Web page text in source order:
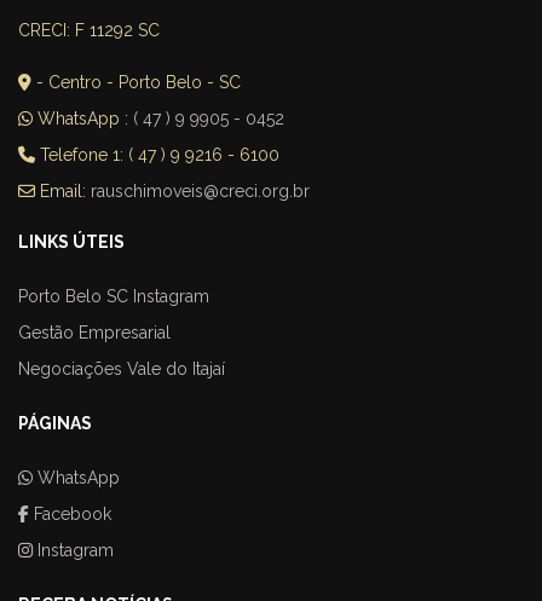
CRECI: F 11292 SC
- Centro - Porto Belo - SC
WhatsApp : ( 47 ) 9 9905 - 0452
Telefone 1: ( 47 ) 9 9216 - 6100
Email: rauschimoveis@creci.org.br
LINKS ÚTEIS
Porto Belo SC Instagram
Gestão Empresarial
Negociações Vale do Itajaí
PÁGINAS
WhatsApp
Facebook
Instagram